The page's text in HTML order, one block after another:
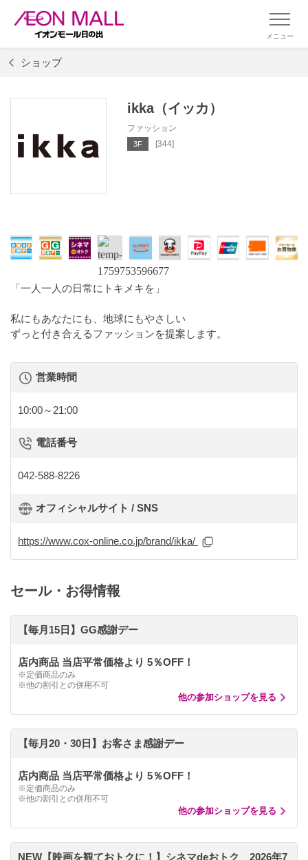
メニュー
ショップ
ikka（イッカ）
ファッション
3F [344]
「一人一人の日常にトキメキを」
私にもあなたにも、地球にもやさしい
ずっと付き合えるファッションを提案します。
営業時間
10:00～21:00
電話番号
042-588-8226
オフィシャルサイト / SNS
https://www.cox-online.co.jp/brand/ikka/
セール・お得情報
【毎月15日】GG感謝デー
店内商品 当店平常価格より 5％OFF！
※定価商品のみ
※他の割引との併用不可
他の参加ショップを見る
【毎月20・30日】お客さま感謝デー
店内商品 当店平常価格より 5％OFF！
※定価商品のみ
※他の割引との併用不可
他の参加ショップを見る
NEW【映画を観ておトクに！】シネマdeおトク 2026年7